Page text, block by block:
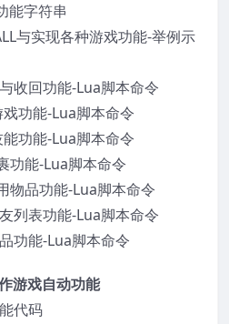
能字符串
与实现各种游戏功能-举例示
收回功能-Lua脚本命令
功能-Lua脚本命令
功能-Lua脚本命令
功能-Lua脚本命令
物品功能-Lua脚本命令
列表功能-Lua脚本命令
功能-Lua脚本命令
游戏自动功能
代码